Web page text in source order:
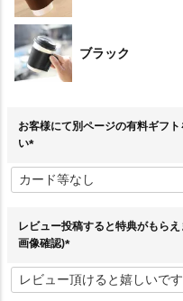
ブラック
お客様にて別ページの有料ギフ
い
必
須
レビュー投稿すると特典がもら
画像確認)
必
須